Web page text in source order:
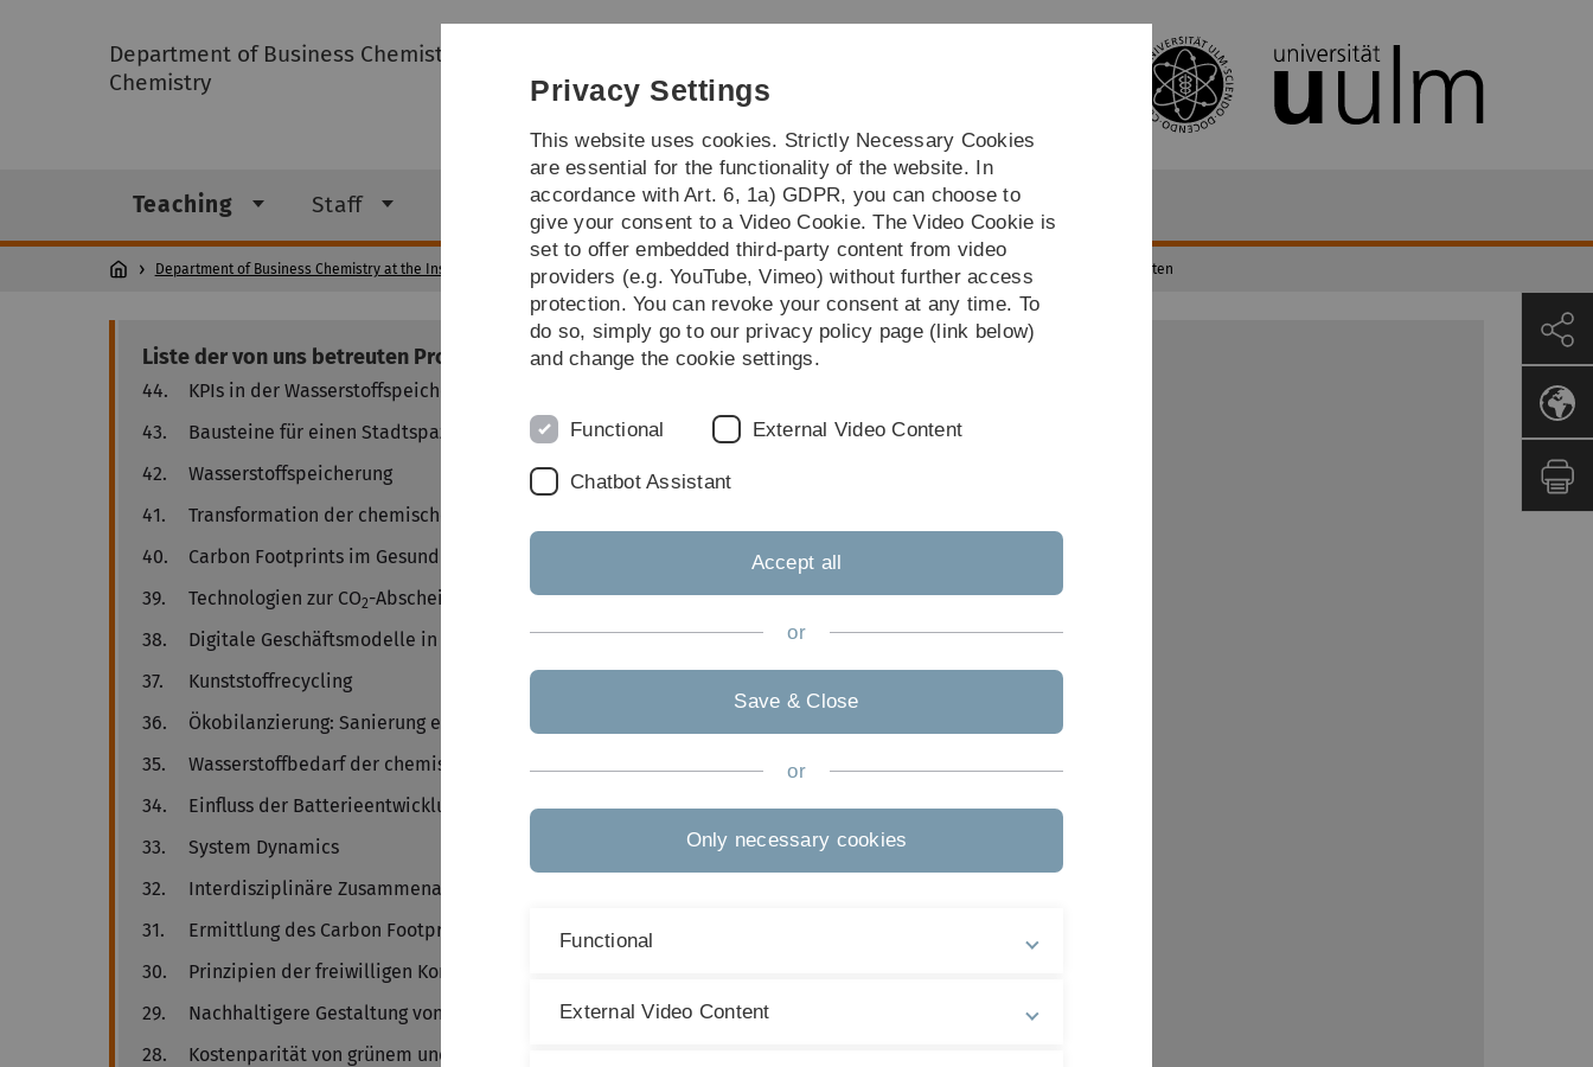
Skip
Skip
Skip
Skip
Department of Business Chemistry at the Institute of Theoretical
Chemistry
Teaching Staff Research
Department of Business Chemistry at the Institute of Theoretical Chemistry Teaching Projekt- und Abschlussarbeiten Betreute Projektarbeiten
Liste der von uns betreuten Projektarbeiten an der Universität Ulm
44.
KPIs in der Wasserstoffspeicherung
43.
Bausteine für einen Stadtspaziergang
42.
Wasserstoffspeicherung
41.
Transformation der chemischen Industrie
40.
Carbon Footprints im Gesundheitswesen
39.
Technologien zur CO2-Abscheidung
38.
Digitale Geschäftsmodelle in der Pharmaindustrie
37.
Kunststoffrecycling
36.
Ökobilanzierung: Sanierung eines Mehrfamilienhauses in Deutschland
35.
Wasserstoffbedarf der chemischen Industrie in Deutschland
34.
Einfluss der Batterieentwicklung auf die mögliche Elektrifizierung von Klein- und Regionalverkehrsflugzeugen
33.
System Dynamics
32.
Interdisziplinäre Zusammenarbeit in Unternehmen
31.
Ermittlung des Carbon Footprints der Basisrohstoffe eines Chemieunternehmens
30.
Prinzipien der freiwilligen Kompensation
29.
Nachhaltigere Gestaltung von OLEDs
28.
Kostenparität von grünem und blauem Wasserstoff im regionalem Vergleich von Deutschland und Japan
Privacy Settings
This website uses cookies. Strictly Necessary Cookies
are essential for the functionality of the website. In
accordance with Art. 6, 1a) GDPR, you can choose to
give your consent to a Video Cookie. The Video Cookie is
set to offer embedded third-party content from video
providers (e.g. YouTube, Vimeo) without further access
protection. You can revoke your consent at any time. To
do so, simply go to our privacy policy page (link below)
and change the cookie settings.
Functional External Video Content
Chatbot Assistant
Accept all
or
Save & Close
or
Only necessary cookies
Functional
External Video Content